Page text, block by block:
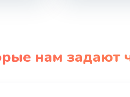
нам задают